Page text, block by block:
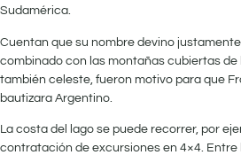
Sudamérica.
Cuentan que su nombre devino
combinado con las montañas cubiertas de
también celeste, fueron motivo para que
bautizara Argentino.
La costa del lago se puede recorrer, por
contratación de excursiones en 4×4.